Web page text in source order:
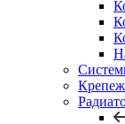
Крепеж